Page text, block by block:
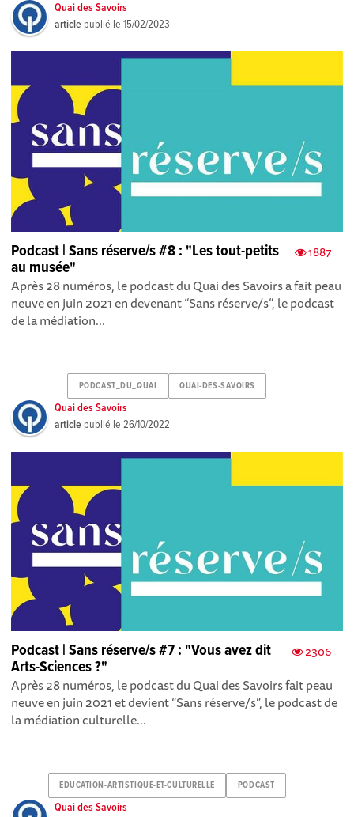
Quai des Savoirs
article publié le15/02/2023
1887
Podcast | Sans réserve/s #8 : "Les tout-petits
au musée"
Après 28 numéros , le podcast du Quai des Savoirs a fait peau
neuve en juin 2021 en devenant “Sans réserve/s”, le podcast
de la médiation...
PODCAST_DU_QUAI QUAI-DES-SAVOIRS
Quai des Savoirs
article publié le26/10/2022
2306
Podcast | Sans réserve/s #7 : "Vous avez dit
Arts-Sciences ?"
Après 28 numéros , le podcast du Quai des Savoirs fait peau
neuve en juin 2021 et devient “Sans réserve/s”, le podcast de
la médiation culturelle...
EDUCATION-ARTISTIQUE-ET-CULTURELLE PODCAST
Quai des Savoirs